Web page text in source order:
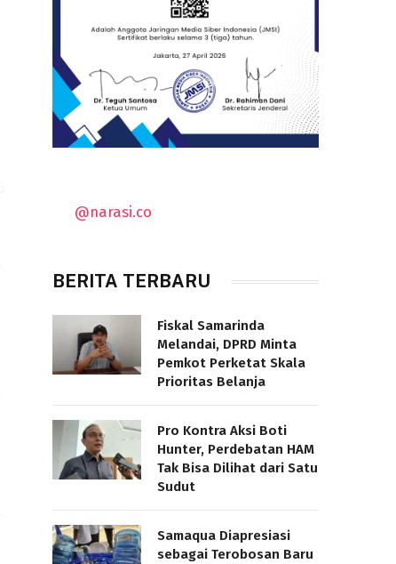
@narasi.co
BERITA TERBARU
Fiskal Samarinda
Melandai, DPRD Minta
Pemkot Perketat Skala
Prioritas Belanja
Pro Kontra Aksi Boti
Hunter, Perdebatan HAM
Tak Bisa Dilihat dari Satu
Sudut
Samaqua Diapresiasi
sebagai Terobosan Baru